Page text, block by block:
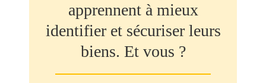
apprennent à mieux
identifier et sécuriser leurs
biens. Et vous ?